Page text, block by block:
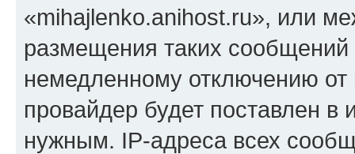
«mihajlenko.anihost.ru», или
размещения таких
немедленному отключению
провайдер будет поставлен в
нужным. IP-адреса всех